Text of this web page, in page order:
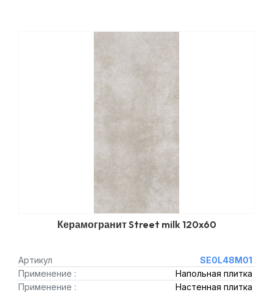
Керамогранит Street milk 120x60
Артикул
SE0L48M01
Применение :
Напольная плитка
Применение :
Настенная плитка